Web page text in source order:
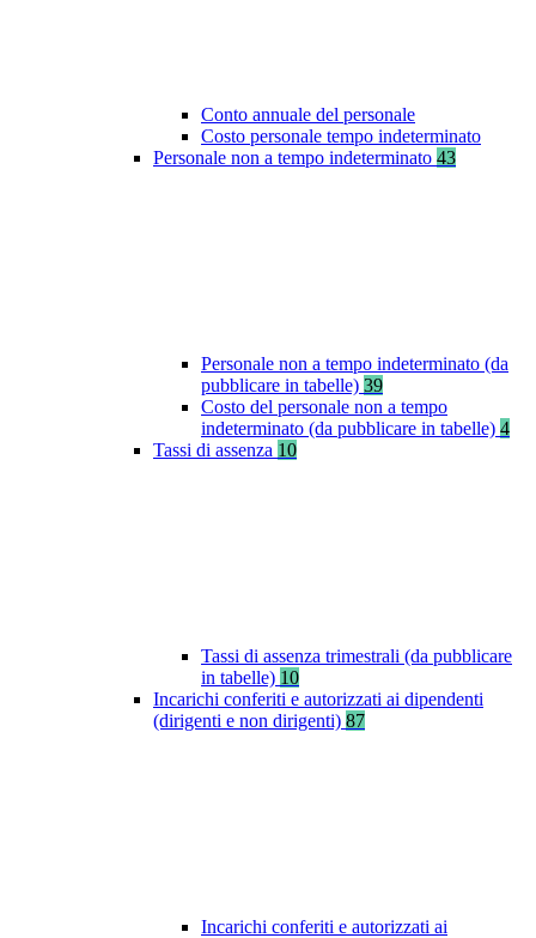
Conto annuale del personale
Costo personale tempo indeterminato
Personale non a tempo indeterminato 43
Personale non a tempo indeterminato (da
pubblicare in tabelle) 39
Costo del personale non a tempo
indeterminato (da pubblicare in tabelle) 4
Tassi di assenza 10
Tassi di assenza trimestrali (da pubblicare
in tabelle) 10
Incarichi conferiti e autorizzati ai dipendenti
(dirigenti e non dirigenti) 87
Incarichi conferiti e autorizzati ai